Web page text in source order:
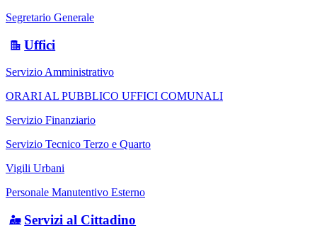
Segretario Generale
Uffici
Servizio Amministrativo
ORARI AL PUBBLICO UFFICI COMUNALI
Servizio Finanziario
Servizio Tecnico Terzo e Quarto
Vigili Urbani
Personale Manutentivo Esterno
Servizi al Cittadino